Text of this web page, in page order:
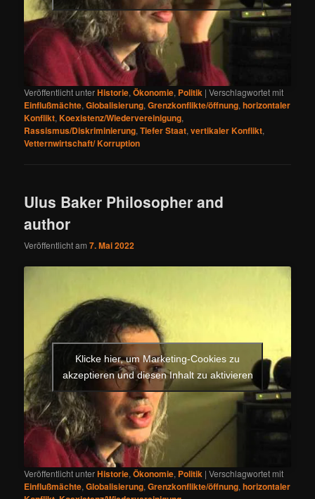
Veröffentlicht unterHistorie,Ökonomie, Politik |Verschlagwortet mit
Einflußmächte,Globalisierung,Grenzkonflikte/öffnung,horizontaler
Konflikt,Koexistenz/Wiedervereinigung,
Rassismus/Diskriminierung,Tiefer Staat,vertikaler Konflikt,
Vetternwirtschaft/ Korruption
Ulus Baker Philosopher and
author
Veröffentlicht am7. Mai 2022
Klicke hier, um Marketing-Cookies zu
akzeptieren und diesen Inhalt zu aktivieren
Veröffentlicht unterHistorie,Ökonomie, Politik |Verschlagwortet mit
Einflußmächte,Globalisierung,Grenzkonflikte/öffnung,horizontaler